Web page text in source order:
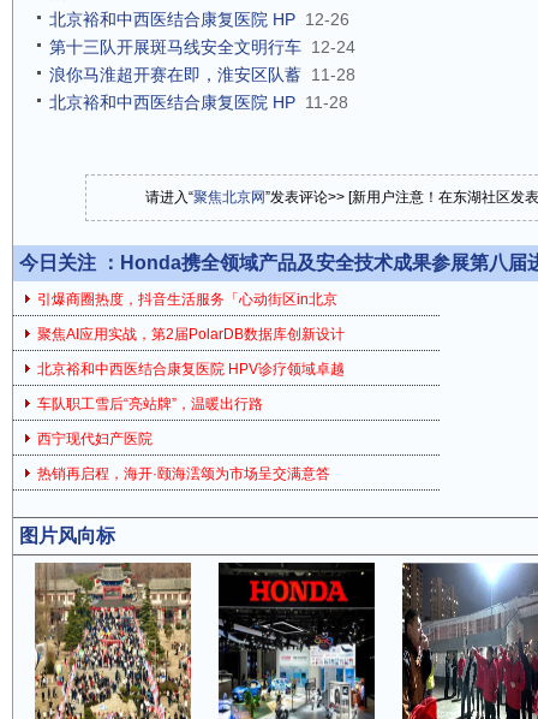
北京裕和中西医结合康复医院 HP 12-26
第十三队开展斑马线安全文明行车 12-24
浪你马淮超开赛在即，淮安区队蓄 11-28
北京裕和中西医结合康复医院 HP 11-28
请进入“聚焦北京网”发表评论>> [新用户注意！在东湖社区发
今日关注 ： Honda携全领域产品及安全技术成果参展第八届
引爆商圈热度，抖音生活服务「心动街区in北京
聚焦AI应用实战，第2届PolarDB数据库创新设计
北京裕和中西医结合康复医院 HPV诊疗领域卓越
车队职工雪后“亮站牌”，温暖出行路
西宁现代妇产医院
热销再启程，海开·颐海澐颂为市场呈交满意答
图片风向标